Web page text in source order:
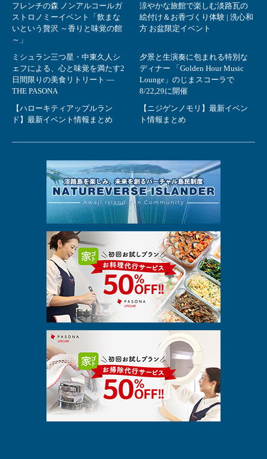
フレンチの森 ノンアルコールガ
ストロノミーイベント「飲まな
いという贅沢 ～香りと味覚の館
～」
涼やかな旅館で楽しむ淡路瓦の
絵付け＆お香づくり体験 | 洗心和
方 お盆限定イベント
ミシュラン三つ星・中東久人シ
ェフによる、心と味覚を満たす2
日間限りの美食リトリート ―
THE PASONA
夕景と生演奏に包まれる特別な
ディナー 「Golden Hour Music
Lounge」のじまスコーラで
8/22,29に開催
【ハローキティアップルラン
ド】最新イベント情報まとめ
【ニジゲンノモリ】最新イベン
ト情報まとめ